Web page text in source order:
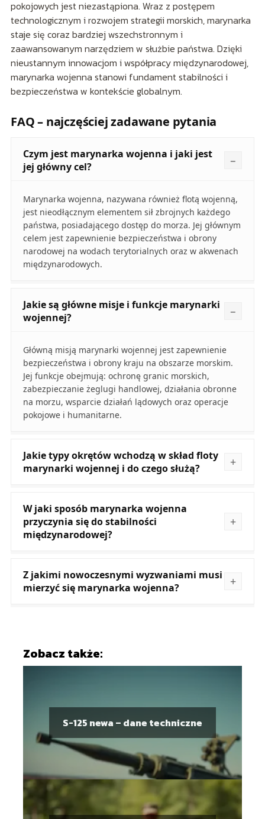
pokojowych jest niezastąpiona. Wraz z postępem
technologicznym i rozwojem strategii morskich, marynarka
staje się coraz bardziej wszechstronnym i
zaawansowanym narzędziem w służbie państwa. Dzięki
nieustannym innowacjom i współpracy międzynarodowej,
marynarka wojenna stanowi fundament stabilności i
bezpieczeństwa w kontekście globalnym.
FAQ – najczęściej zadawane pytania
Czym jest marynarka wojenna i jaki jest
jej główny cel?
Marynarka wojenna, nazywana również flotą wojenną,
jest nieodłącznym elementem sił zbrojnych każdego
państwa, posiadającego dostęp do morza. Jej głównym
celem jest zapewnienie bezpieczeństwa i obrony
narodowej na wodach terytorialnych oraz w akwenach
międzynarodowych.
Jakie są główne misje i funkcje marynarki
wojennej?
Główną misją marynarki wojennej jest zapewnienie
bezpieczeństwa i obrony kraju na obszarze morskim.
Jej funkcje obejmują: ochronę granic morskich,
zabezpieczanie żeglugi handlowej, działania obronne
na morzu, wsparcie działań lądowych oraz operacje
pokojowe i humanitarne.
Jakie typy okrętów wchodzą w skład floty
marynarki wojennej i do czego służą?
W jaki sposób marynarka wojenna
przyczynia się do stabilności
międzynarodowej?
Z jakimi nowoczesnymi wyzwaniami musi
mierzyć się marynarka wojenna?
Zobacz także:
S-125 newa – dane techniczne